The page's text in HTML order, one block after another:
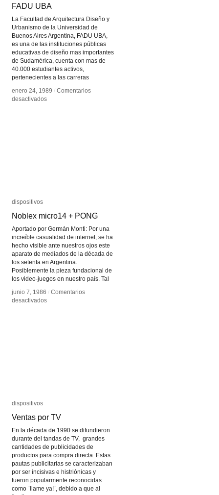
FADU UBA
La Facultad de Arquitectura Diseño y
Urbanismo de la Universidad de
Buenos Aires Argentina, FADU UBA,
es una de las instituciones públicas
educativas de diseño mas importantes
de Sudamérica, cuenta con mas de
40.000 estudiantes activos,
pertenecientes a las carreras
enero 24, 1989 / Comentarios
desactivadosen
FADU UBA
enero 24, 1989 / Comentarios
desactivadosen
dispositivos
Noblex micro14 + PONG
Aportado por Germán Monti: Por una
increíble casualidad de internet, se ha
hecho visible ante nuestros ojos este
aparato de mediados de la década de
los setenta en Argentina.
Posiblemente la pieza fundacional de
los video-juegos en nuestro país. Tal
junio 7, 1986 / Comentarios
desactivadosen
dispositivos
Noblex micro14 + PONG
junio 7, 1986 / Comentarios
desactivadosen
dispositivos
Ventas por TV
En la década de 1990 se difundieron
durante del tandas de TV, grandes
cantidades de publicidades de
productos para compra directa. Estas
pautas publicitarias se caracterizaban
por ser incisivas e histriónicas y
fueron popularmente reconocidas
como ¨llame ya!¨, debido a que al
dispositivos
Ventas por TV